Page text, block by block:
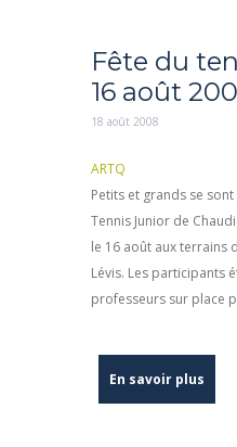
Fête du
16 août
18 août 2008
ARTQ
Petits et grands se
Tennis Junior de
le 16 août aux terrains
Lévis. Les participants
professeurs sur place
En savoir plus